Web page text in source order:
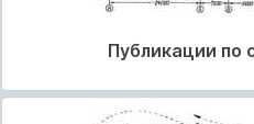
Публикации по